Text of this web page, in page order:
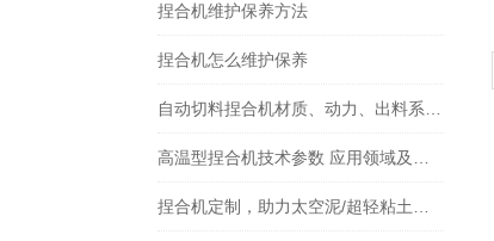
捏合机维护保养方法
捏合机怎么维护保养